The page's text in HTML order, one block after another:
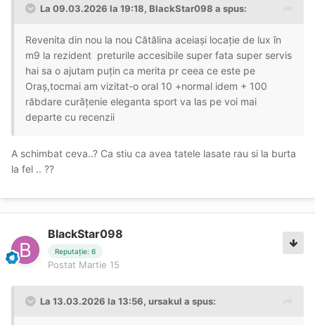
La 09.03.2026 la 19:18, BlackStar098 a spus:
Revenita din nou la nou Cătălina aceiași locație de lux în
m9 la rezident preturile accesibile super fata super servis
hai sa o ajutam puțin ca merita pr ceea ce este pe
Oraș,tocmai am vizitat-o oral 10 +normal idem + 100
răbdare curățenie eleganta sport va las pe voi mai
departe cu recenzii
A schimbat ceva..? Ca stiu ca avea tatele lasate rau si la burta
la fel .. ??
BlackStar098
Reputație: 6
Postat Martie 15
La 13.03.2026 la 13:56, ursakul a spus: